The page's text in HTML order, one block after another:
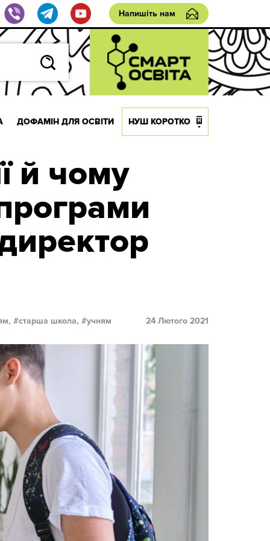
Напишіть нам
ДОФАМІН ДЛЯ ОСВІТИ НУШ КОРОТКО
й чому
старша школа, учням 24 Лютого 2021